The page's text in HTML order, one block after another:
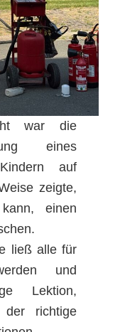
war die
eines
auf
zeigte,
einen
ließ alle für
und
Lektion,
richtige